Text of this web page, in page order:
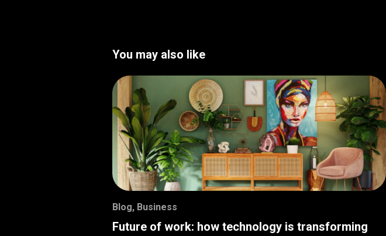
You may also like
Blog, Business
Future of work: how technology is transforming